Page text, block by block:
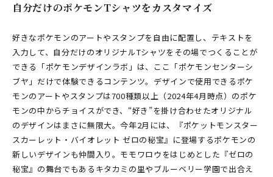
自分だけのポケモンTシャツをカスタマイズ
好きなポケモンのアートやスタンプを自由に配置し、テキストを
入力して、自分だけのオリジナルTシャツをその場でつくることが
できる「ポケモンデザインラボ」は、ここ「ポケモンセンターシ
ブヤ」だけで体験できるコンテンツ。デザインで使用できるポケ
モンのアートやスタンプは700種類以上（2024年4月時点）のポケ
モンの中からチョイスができ、“好き”を掛け合わせたオリジナル
のデザインはまさに無限大。今年2月には、『ポケットモンスター
スカーレット・バイオレット ゼロの秘宝』に登場するポケモンの
新しいデザインも仲間入り。モモワロウをはじめとした『ゼロの
秘宝』の舞台でもあるキタカミの里やブルーベリー学園で出合え